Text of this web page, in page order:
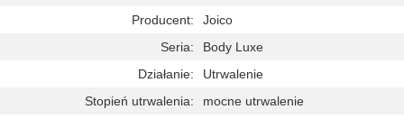
Producent:
Joico
Seria:
Body Luxe
Działanie:
Utrwalenie
Stopień utrwalenia:
mocne utrwalenie